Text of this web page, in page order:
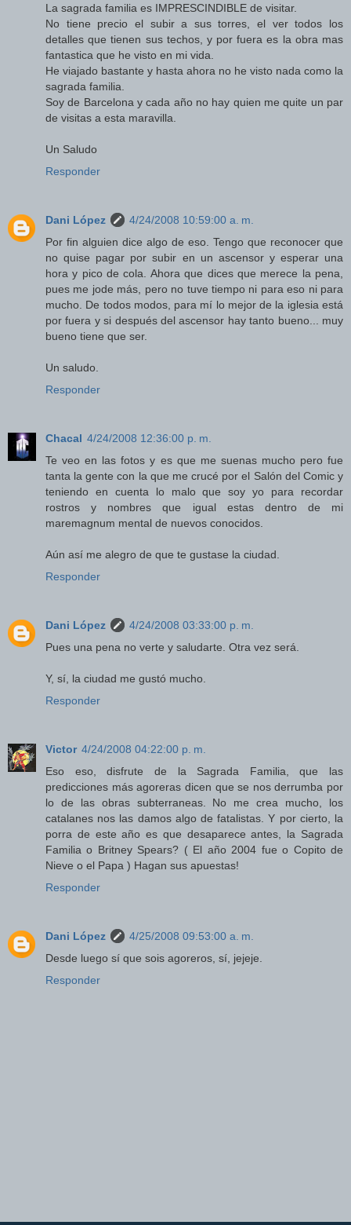
La sagrada familia es IMPRESCINDIBLE de visitar.
No tiene precio el subir a sus torres, el ver todos los
detalles que tienen sus techos, y por fuera es la obra mas
fantastica que he visto en mi vida.
He viajado bastante y hasta ahora no he visto nada como la
sagrada familia.
Soy de Barcelona y cada año no hay quien me quite un par
de visitas a esta maravilla.
Un Saludo
Responder
Dani López
4/24/2008 10:59:00 a. m.
Por fin alguien dice algo de eso. Tengo que reconocer que
no quise pagar por subir en un ascensor y esperar una
hora y pico de cola. Ahora que dices que merece la pena,
pues me jode más, pero no tuve tiempo ni para eso ni para
mucho. De todos modos, para mí lo mejor de la iglesia está
por fuera y si después del ascensor hay tanto bueno... muy
bueno tiene que ser.
Un saludo.
Responder
Chacal 4/24/2008 12:36:00 p. m.
Te veo en las fotos y es que me suenas mucho pero fue
tanta la gente con la que me crucé por el Salón del Comic y
teniendo en cuenta lo malo que soy yo para recordar
rostros y nombres que igual estas dentro de mi
maremagnum mental de nuevos conocidos.
Aún así me alegro de que te gustase la ciudad.
Responder
Dani López
4/24/2008 03:33:00 p. m.
Pues una pena no verte y saludarte. Otra vez será.
Y, sí, la ciudad me gustó mucho.
Responder
Victor 4/24/2008 04:22:00 p. m.
Eso eso, disfrute de la Sagrada Familia, que las
predicciones más agoreras dicen que se nos derrumba por
lo de las obras subterraneas. No me crea mucho, los
catalanes nos las damos algo de fatalistas. Y por cierto, la
porra de este año es que desaparece antes, la Sagrada
Familia o Britney Spears? ( El año 2004 fue o Copito de
Nieve o el Papa ) Hagan sus apuestas!
Responder
Dani López
4/25/2008 09:53:00 a. m.
Desde luego sí que sois agoreros, sí, jejeje.
Responder